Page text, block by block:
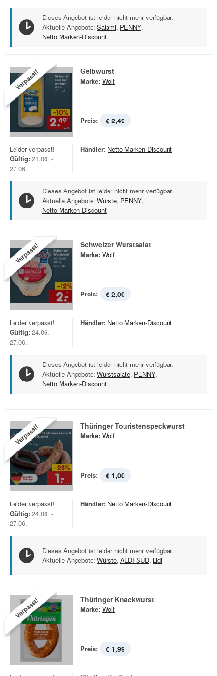
Dieses Angebot ist leider nicht mehr verfügbar.
Aktuelle Angebote: Salami, PENNY,
Netto Marken-Discount
Verpasst! Gelbwurst
Marke: Wolf
Preis: € 2,49
Leider verpasst!
Gültig: 21.06. -
27.06.
Händler: Netto Marken-Discount
Dieses Angebot ist leider nicht mehr verfügbar.
Aktuelle Angebote: Würste, PENNY,
Netto Marken-Discount
Verpasst! Schweizer Wurstsalat
Marke: Wolf
Preis: € 2,00
Leider verpasst!
Gültig: 24.06. -
27.06.
Händler: Netto Marken-Discount
Dieses Angebot ist leider nicht mehr verfügbar.
Aktuelle Angebote: Wurstsalate, PENNY,
Netto Marken-Discount
Verpasst! Thüringer Touristenspeckwurst
Marke: Wolf
Preis: € 1,00
Leider verpasst!
Gültig: 24.06. -
27.06.
Händler: Netto Marken-Discount
Dieses Angebot ist leider nicht mehr verfügbar.
Aktuelle Angebote: Würste, ALDI SÜD, Lidl
Verpasst! Thüringer Knackwurst
Marke: Wolf
Preis: € 1,99